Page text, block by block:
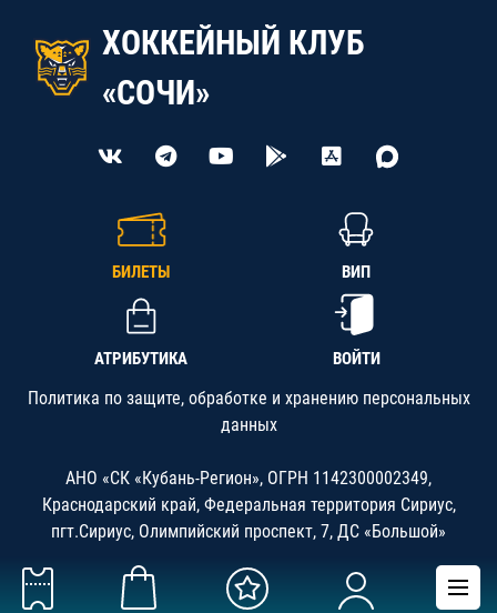
ХОККЕЙНЫЙ КЛУБ
«СОЧИ»
БИЛЕТЫ ВИП
АТРИБУТИКА ВОЙТИ
Политика по защите, обработке и хранению персональных
данных
АНО «СК «Кубань-Регион», ОГРН 1142300002349,
Краснодарский край, Федеральная территория Сириус,
пгт.Сириус, Олимпийский проспект, 7, ДС «Большой»